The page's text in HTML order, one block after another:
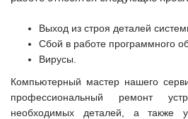
Выход из строя деталей
Сбой в работе программного
Вирусы.
Компьютерный мастер нашего
профессиональный ремонт
необходимых деталей, а также